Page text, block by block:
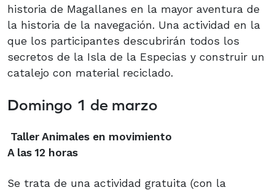
historia de Magallanes en la mayor aventura de
la historia de la navegación. Una actividad en la
que los participantes descubrirán todos los
secretos de la Isla de la Especias y construir un
catalejo con material reciclado.
Domingo 1 de marzo
Taller Animales en movimiento
A las 12 horas
Se trata de una actividad gratuita (con la